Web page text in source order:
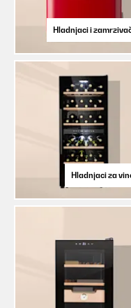
Hladnjaci i
Hladnjaci za